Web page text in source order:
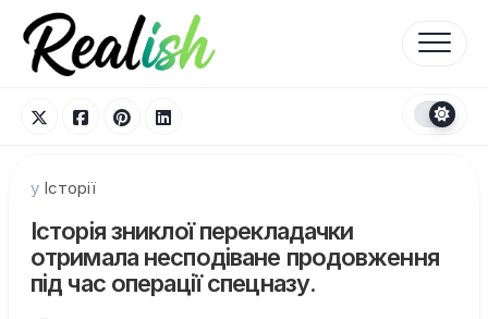
Перейти
вмісту
у Історії
Історія зниклої перекладачки
отримала несподіване продовження
під час операції спецназу.